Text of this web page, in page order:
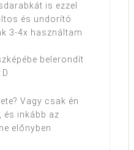
is ezzel
és undorító
3-4x használtam
belerondít
Vagy csak én
és inkább az
előnyben